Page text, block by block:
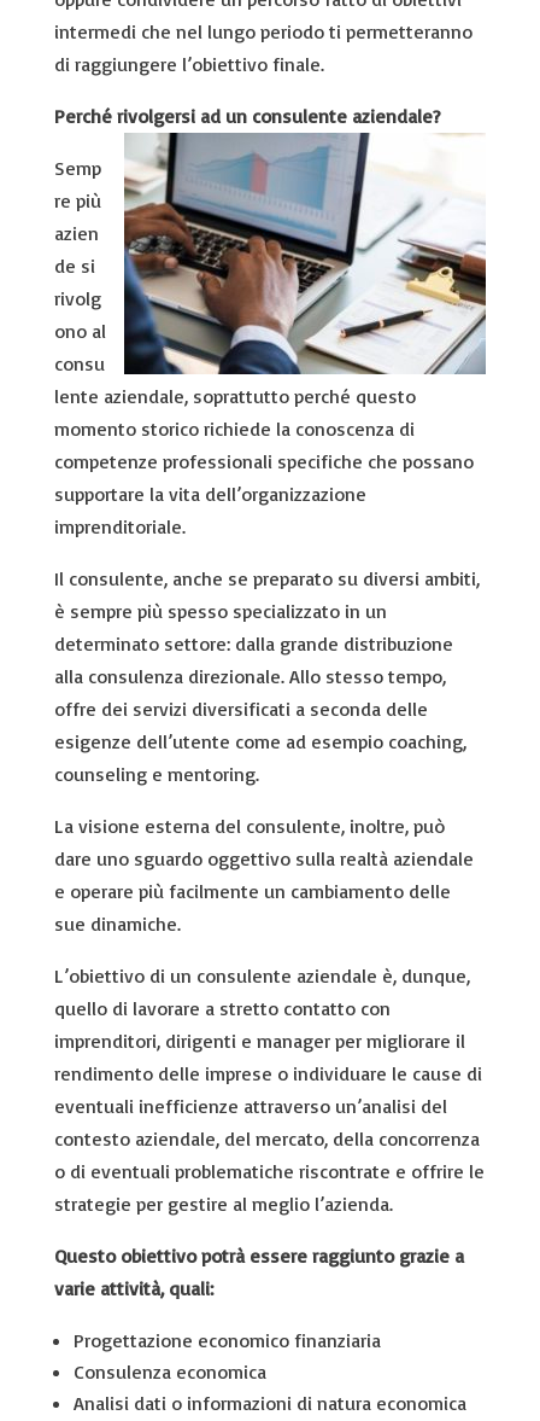
intermedi che nel lungo periodo ti permetteranno
di raggiungere l’obiettivo finale.
Perché rivolgersi ad un consulente aziendale?
Semp
re più
azien
de si
rivolg
ono al
consu
lente aziendale, soprattutto perché questo
momento storico richiede la conoscenza di
competenze professionali specifiche che possano
supportare la vita dell’organizzazione
imprenditoriale.
Il consulente, anche se preparato su diversi ambiti,
è sempre più spesso specializzato in un
determinato settore: dalla grande distribuzione
alla consulenza direzionale. Allo stesso tempo,
offre dei servizi diversificati a seconda delle
esigenze dell’utente come ad esempio coaching,
counseling e mentoring.
La visione esterna del consulente, inoltre, può
dare uno sguardo oggettivo sulla realtà aziendale
e operare più facilmente un cambiamento delle
sue dinamiche.
L’obiettivo di un consulente aziendale è, dunque,
quello di lavorare a stretto contatto con
imprenditori, dirigenti e manager per migliorare il
rendimento delle imprese o individuare le cause di
eventuali inefficienze attraverso un’analisi del
contesto aziendale, del mercato, della concorrenza
o di eventuali problematiche riscontrate e offrire le
strategie per gestire al meglio l’azienda.
Questo obiettivo potrà essere raggiunto grazie a
varie attività, quali:
Progettazione economico finanziaria
Consulenza economica
Analisi dati o informazioni di natura economica